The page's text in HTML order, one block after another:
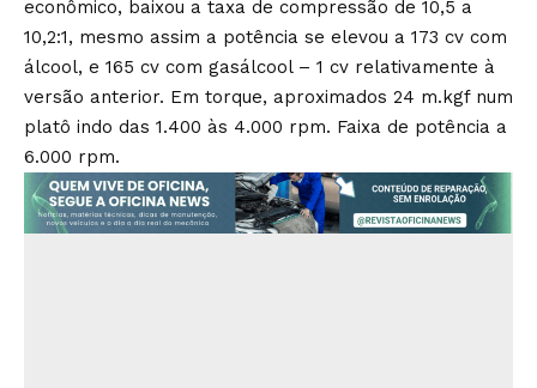
econômico, baixou a taxa de compressão de 10,5 a
10,2:1, mesmo assim a potência se elevou a 173 cv com
álcool, e 165 cv com gasálcool – 1 cv relativamente à
versão anterior. Em torque, aproximados 24 m.kgf num
platô indo das 1.400 às 4.000 rpm. Faixa de potência a
6.000 rpm.